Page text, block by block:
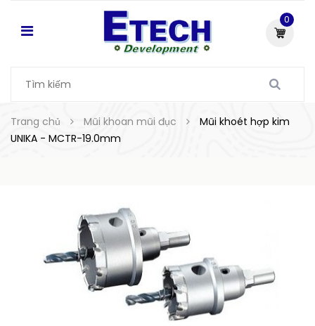
0
Trang chủ Mũi khoan mũi đục
Mũi khoét hợp kim
UNIKA - MCTR-19.0mm